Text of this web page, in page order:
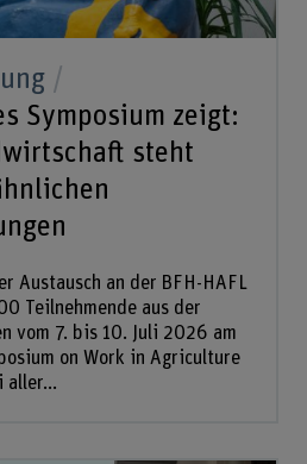
Symposium zeigt:
steht
Austausch an der BFH-HAFL
Teilnehmende aus der
vom 7. bis 10. Juli 2026 am
on Work in Agriculture
aller...